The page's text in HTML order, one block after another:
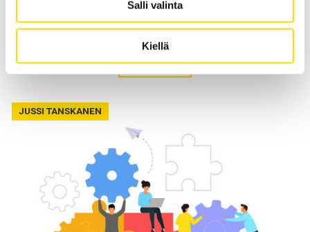
Salli valinta
Kiellä
Sosiaaliset suhteet suomalaisissa
työyhteisöissä
Lue lisää
JUSSI TANSKANEN